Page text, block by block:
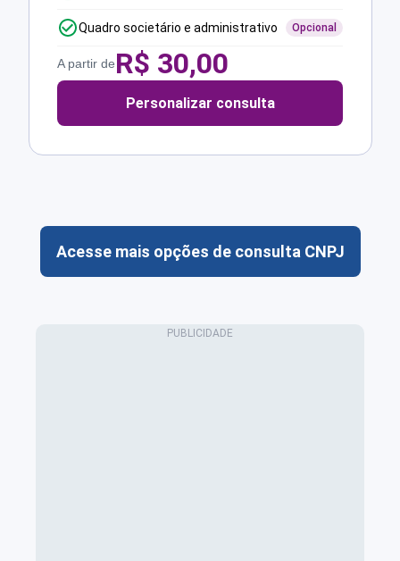
Quadro societário e administrativo Opcional
A partir deR$ 30,00
Personalizar consulta
Acesse mais opções de consulta CNPJ